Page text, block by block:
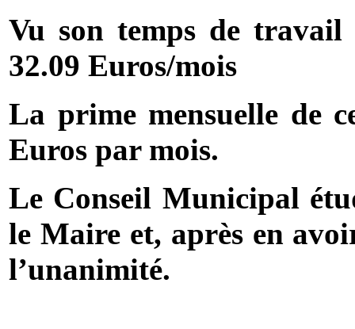
Vu son temps de
32.09 Euros/mois
La prime mensuelle de
Euros par mois.
Le Conseil Municipal
le Maire et, après en
l’unanimité.